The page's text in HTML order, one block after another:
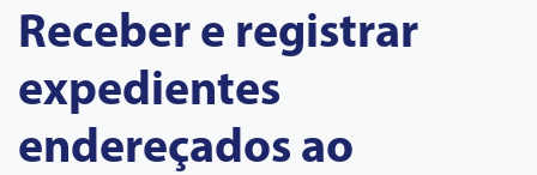
Receber e registrar
expedientes
endereçados ao